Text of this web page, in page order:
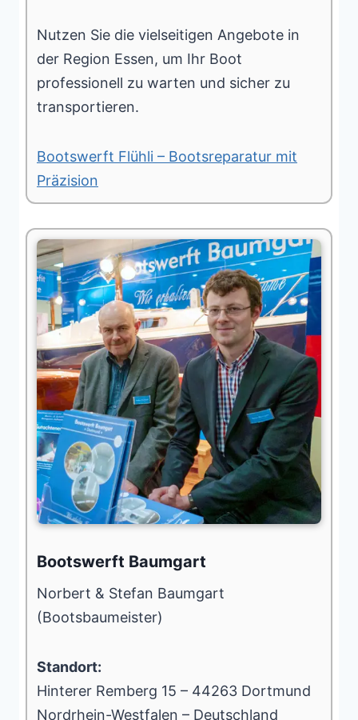
Nutzen Sie die vielseitigen Angebote in
der Region Essen, um Ihr Boot
professionell zu warten und sicher zu
transportieren.
Bootswerft Flühli – Bootsreparatur mit
Präzision
Bootswerft Baumgart
Norbert & Stefan Baumgart
(Bootsbaumeister)
Standort:
Hinterer Remberg 15 – 44263 Dortmund
Nordrhein-Westfalen – Deutschland